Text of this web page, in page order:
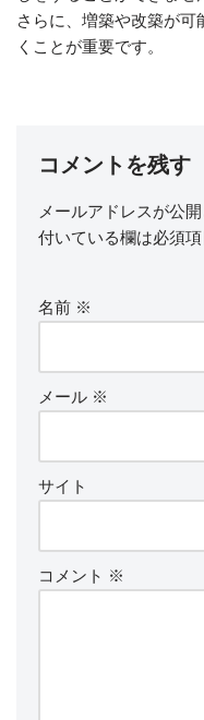
さらに、増築や改築が
くことが重要です。
コメントを残す
メールアドレスが公
付いている欄は必須
名前 ※
メール ※
サイト
コメント ※